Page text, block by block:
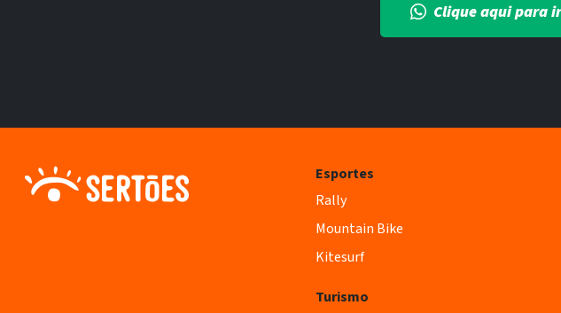
Clique aqui para
Esportes
Rally
Mountain Bike
Kitesurf
Turismo